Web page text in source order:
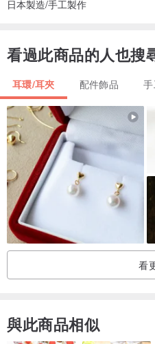
日本製造/手工製作
看過此商品的人也搜
耳環/耳夾 配件飾品
看
與此商品相似